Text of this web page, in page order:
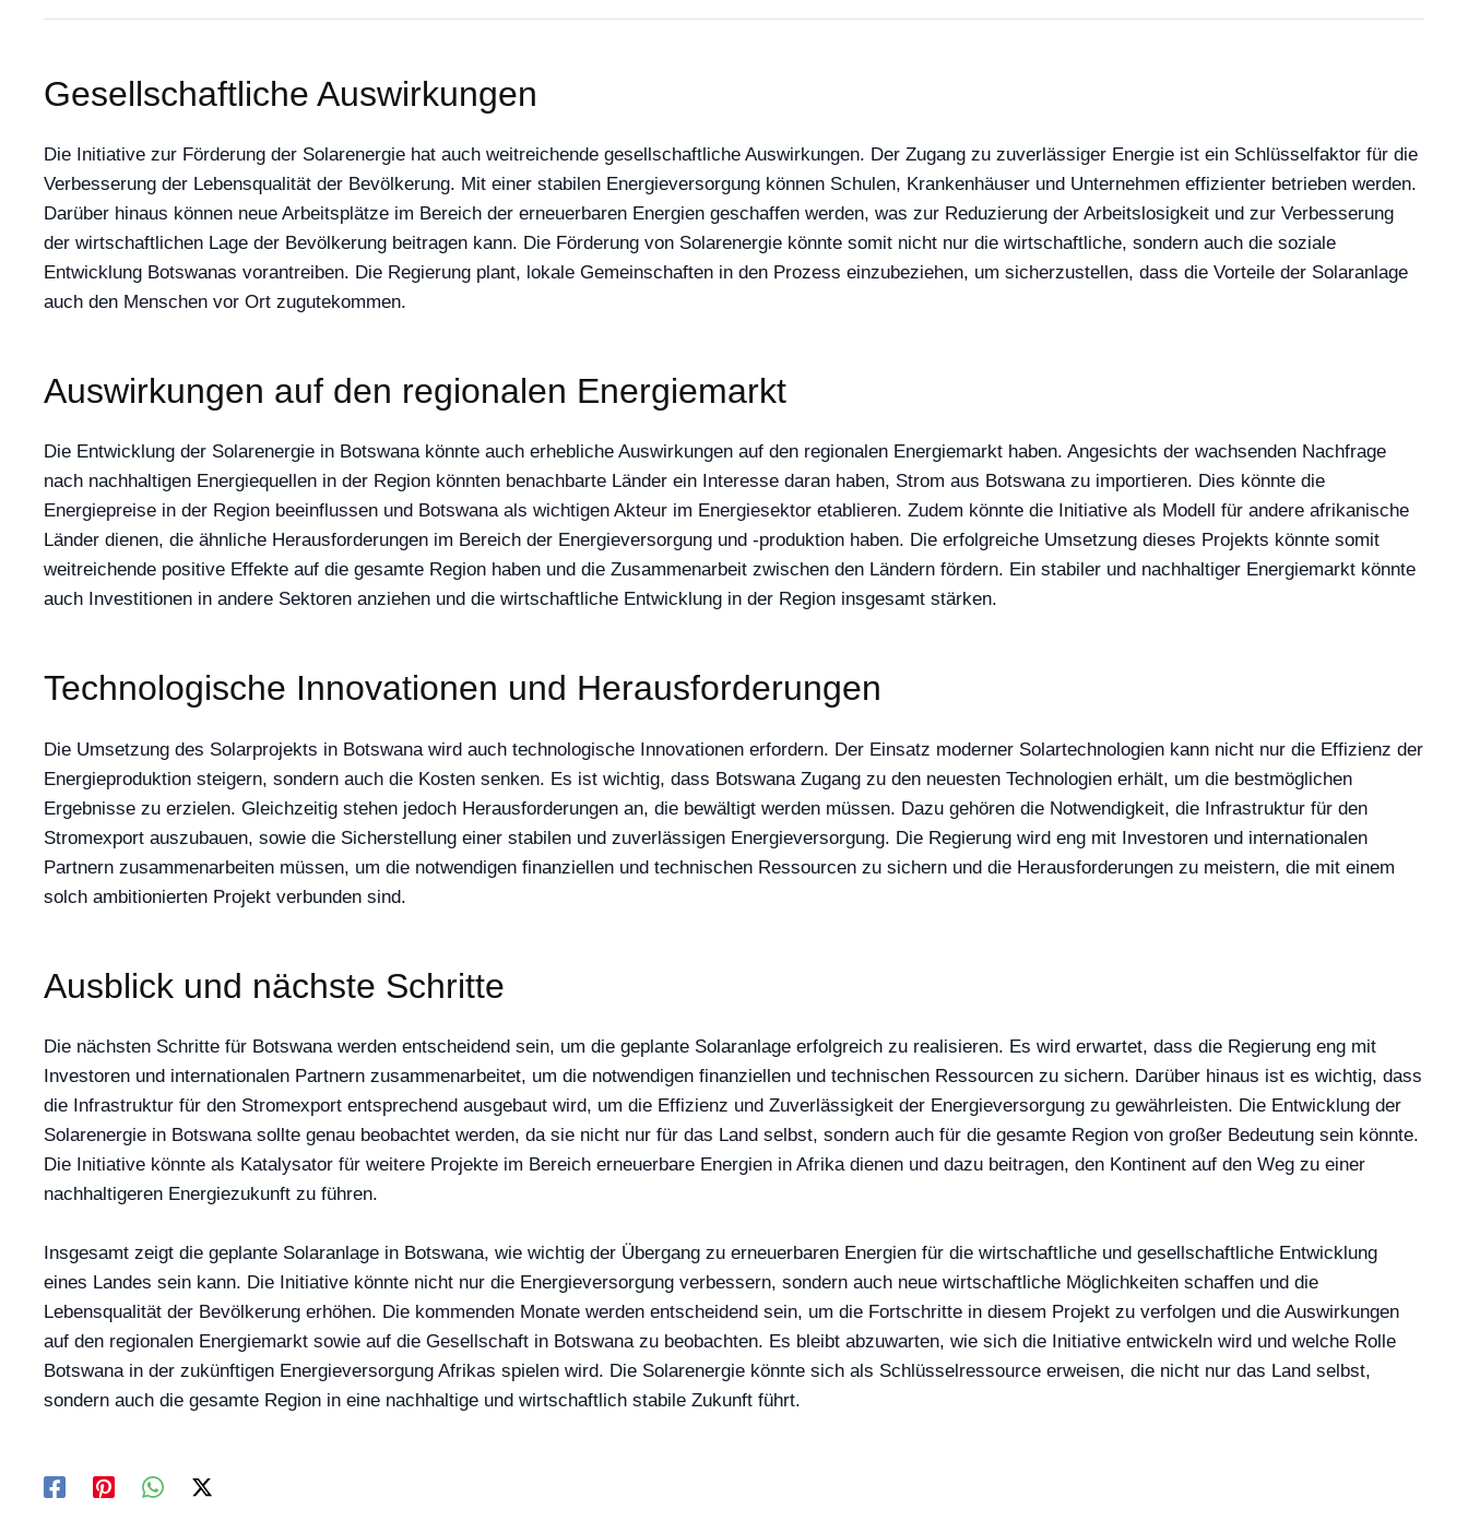
Gesellschaftliche Auswirkungen
Die Initiative zur Förderung der Solarenergie hat auch weitreichende gesellschaftliche Auswirkungen. Der Zugang zu zuverlässiger Energie ist ein Schlüsselfaktor für die
Verbesserung der Lebensqualität der Bevölkerung. Mit einer stabilen Energieversorgung können Schulen, Krankenhäuser und Unternehmen effizienter betrieben werden.
Darüber hinaus können neue Arbeitsplätze im Bereich der erneuerbaren Energien geschaffen werden, was zur Reduzierung der Arbeitslosigkeit und zur Verbesserung
der wirtschaftlichen Lage der Bevölkerung beitragen kann. Die Förderung von Solarenergie könnte somit nicht nur die wirtschaftliche, sondern auch die soziale
Entwicklung Botswanas vorantreiben. Die Regierung plant, lokale Gemeinschaften in den Prozess einzubeziehen, um sicherzustellen, dass die Vorteile der Solaranlage
auch den Menschen vor Ort zugutekommen.
Auswirkungen auf den regionalen Energiemarkt
Die Entwicklung der Solarenergie in Botswana könnte auch erhebliche Auswirkungen auf den regionalen Energiemarkt haben. Angesichts der wachsenden Nachfrage
nach nachhaltigen Energiequellen in der Region könnten benachbarte Länder ein Interesse daran haben, Strom aus Botswana zu importieren. Dies könnte die
Energiepreise in der Region beeinflussen und Botswana als wichtigen Akteur im Energiesektor etablieren. Zudem könnte die Initiative als Modell für andere afrikanische
Länder dienen, die ähnliche Herausforderungen im Bereich der Energieversorgung und -produktion haben. Die erfolgreiche Umsetzung dieses Projekts könnte somit
weitreichende positive Effekte auf die gesamte Region haben und die Zusammenarbeit zwischen den Ländern fördern. Ein stabiler und nachhaltiger Energiemarkt könnte
auch Investitionen in andere Sektoren anziehen und die wirtschaftliche Entwicklung in der Region insgesamt stärken.
Technologische Innovationen und Herausforderungen
Die Umsetzung des Solarprojekts in Botswana wird auch technologische Innovationen erfordern. Der Einsatz moderner Solartechnologien kann nicht nur die Effizienz der
Energieproduktion steigern, sondern auch die Kosten senken. Es ist wichtig, dass Botswana Zugang zu den neuesten Technologien erhält, um die bestmöglichen
Ergebnisse zu erzielen. Gleichzeitig stehen jedoch Herausforderungen an, die bewältigt werden müssen. Dazu gehören die Notwendigkeit, die Infrastruktur für den
Stromexport auszubauen, sowie die Sicherstellung einer stabilen und zuverlässigen Energieversorgung. Die Regierung wird eng mit Investoren und internationalen
Partnern zusammenarbeiten müssen, um die notwendigen finanziellen und technischen Ressourcen zu sichern und die Herausforderungen zu meistern, die mit einem
solch ambitionierten Projekt verbunden sind.
Ausblick und nächste Schritte
Die nächsten Schritte für Botswana werden entscheidend sein, um die geplante Solaranlage erfolgreich zu realisieren. Es wird erwartet, dass die Regierung eng mit
Investoren und internationalen Partnern zusammenarbeitet, um die notwendigen finanziellen und technischen Ressourcen zu sichern. Darüber hinaus ist es wichtig, dass
die Infrastruktur für den Stromexport entsprechend ausgebaut wird, um die Effizienz und Zuverlässigkeit der Energieversorgung zu gewährleisten. Die Entwicklung der
Solarenergie in Botswana sollte genau beobachtet werden, da sie nicht nur für das Land selbst, sondern auch für die gesamte Region von großer Bedeutung sein könnte.
Die Initiative könnte als Katalysator für weitere Projekte im Bereich erneuerbare Energien in Afrika dienen und dazu beitragen, den Kontinent auf den Weg zu einer
nachhaltigeren Energiezukunft zu führen.
Insgesamt zeigt die geplante Solaranlage in Botswana, wie wichtig der Übergang zu erneuerbaren Energien für die wirtschaftliche und gesellschaftliche Entwicklung
eines Landes sein kann. Die Initiative könnte nicht nur die Energieversorgung verbessern, sondern auch neue wirtschaftliche Möglichkeiten schaffen und die
Lebensqualität der Bevölkerung erhöhen. Die kommenden Monate werden entscheidend sein, um die Fortschritte in diesem Projekt zu verfolgen und die Auswirkungen
auf den regionalen Energiemarkt sowie auf die Gesellschaft in Botswana zu beobachten. Es bleibt abzuwarten, wie sich die Initiative entwickeln wird und welche Rolle
Botswana in der zukünftigen Energieversorgung Afrikas spielen wird. Die Solarenergie könnte sich als Schlüsselressource erweisen, die nicht nur das Land selbst,
sondern auch die gesamte Region in eine nachhaltige und wirtschaftlich stabile Zukunft führt.